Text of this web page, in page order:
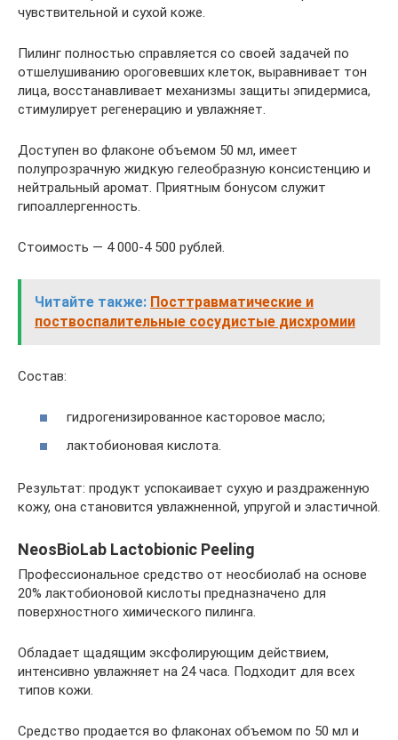
чувствительной и сухой коже.
Пилинг полностью справляется со своей задачей по
отшелушиванию ороговевших клеток, выравнивает тон
лица, восстанавливает механизмы защиты эпидермиса,
стимулирует регенерацию и увлажняет.
Доступен во флаконе объемом 50 мл, имеет
полупрозрачную жидкую гелеобразную консистенцию и
нейтральный аромат. Приятным бонусом служит
гипоаллергенность.
Стоимость — 4 000-4 500 рублей.
Читайте также: Посттравматические и
поствоспалительные сосудистые дисхромии
Состав:
гидрогенизированное касторовое масло;
лактобионовая кислота.
Результат: продукт успокаивает сухую и раздраженную
кожу, она становится увлажненной, упругой и эластичной.
NeosBioLab Lactobionic Peeling
Профессиональное средство от неосбиолаб на основе
20% лактобионовой кислоты предназначено для
поверхностного химического пилинга.
Обладает щадящим эксфолирующим действием,
интенсивно увлажняет на 24 часа. Подходит для всех
типов кожи.
Средство продается во флаконах объемом по 50 мл и